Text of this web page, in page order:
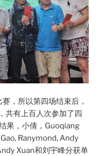
，所以第四场结束后，
共有上百人次参加了四
果，小倩，Guoqiang
Ranymond, Andy
Xuan和刘宇峰分获单